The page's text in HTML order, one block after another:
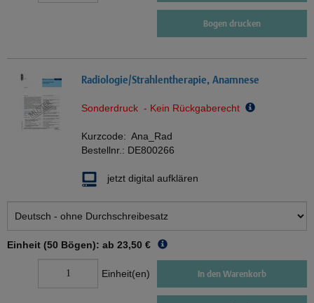
Bogen drucken
Radiologie/Strahlentherapie, Anamnese
Sonderdruck - Kein Rückgaberecht
Kurzcode: Ana_Rad
Bestellnr.: DE800266
jetzt digital aufklären
Einheit (50 Bögen): ab 23,50 €
Einheit(en) In den Warenkorb